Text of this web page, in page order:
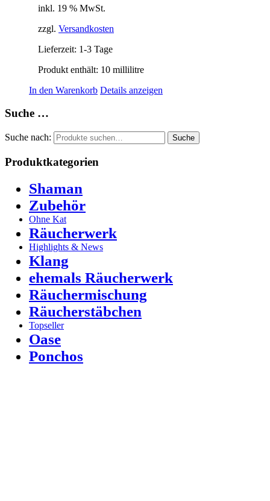
inkl. 19 % MwSt.
zzgl. Versandkosten
Lieferzeit: 1-3 Tage
Produkt enthält: 10 millilitre
In den Warenkorb Details anzeigen
Suche …
Suche nach: Suche
Produktkategorien
Shaman
Zubehör
Ohne Kat
Räucherwerk
Highlights & News
Klang
ehemals Räucherwerk
Räuchermischung
Räucherstäbchen
Topseller
Oase
Ponchos